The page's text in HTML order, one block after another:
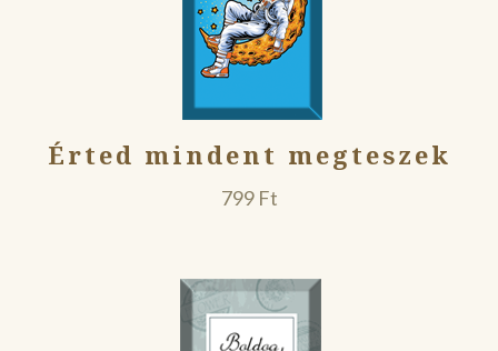
Érted mindent megteszek
799 Ft